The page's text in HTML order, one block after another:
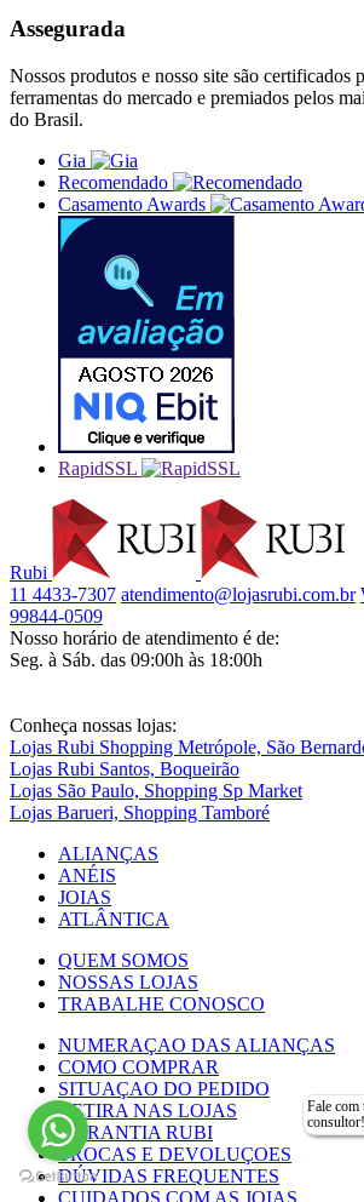
Fale com
consultor!
Assegurada
Nossos produtos e nosso site são certificados
ferramentas do mercado e premiados pelos
do Brasil.
Gia
Recomendado
Casamento Awards
RapidSSL
Rubi
11 4433-7307 atendimento@lojasrubi.com.br
99844-0509
Nosso horário de atendimento é de:
Seg. à Sáb. das 09:00h às 18:00h
Conheça nossas lojas:
Lojas Rubi Shopping Metrópole, São
Lojas Rubi Santos, Boqueirão
Lojas São Paulo, Shopping Sp Market
Lojas Barueri, Shopping Tamboré
ALIANÇAS
ANÉIS
JOIAS
ATLÂNTICA
QUEM SOMOS
NOSSAS LOJAS
TRABALHE CONOSCO
NUMERAÇAO DAS ALIANÇAS
COMO COMPRAR
SITUAÇAO DO PEDIDO
RETIRA NAS LOJAS
GARANTIA RUBI
TROCAS E DEVOLUÇOES
DÚVIDAS FREQUENTES
CUIDADOS COM AS JOIAS